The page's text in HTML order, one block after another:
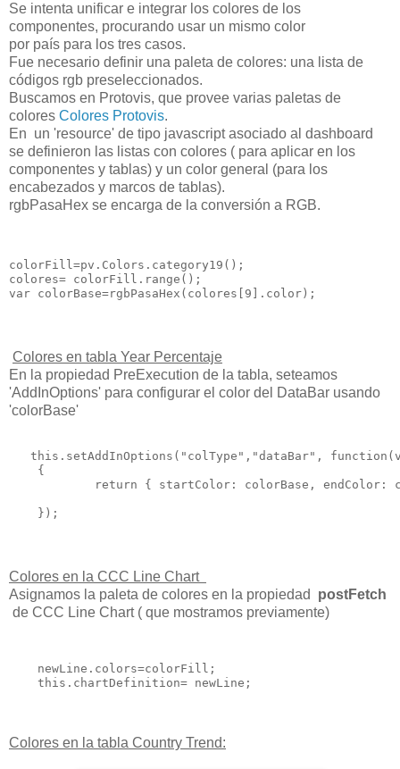
Se intenta unificar e integrar los colores de los
componentes, procurando usar un mismo color
por país para los tres casos.
Fue necesario definir una paleta de colores: una lista de
códigos rgb preseleccionados.
Buscamos en Protovis, que provee varias paletas de
colores Colores Protovis.
En un 'resource' de tipo javascript asociado al dashboard
se definieron las listas con colores ( para aplicar en los
componentes y tablas) y un color general (para los
encabezados y marcos de tablas).
rgbPasaHex se encarga de la conversión a RGB.
colorFill=pv.Colors.category19();
colores= colorFill.range();
Colores en tabla Year Percentaje
En la propiedad PreExecution de la tabla, seteamos
'AddInOptions' para configurar el color del DataBar usando
'colorBase'
this.setAddInOptions("colType","dataBar",
    {
return { startColor: colorBase, endColor:
Colores en la CCC Line Chart
Asignamos la paleta de colores en la propiedad postFetch
de CCC Line Chart ( que mostramos previamente)
    newLine.colors=colorFill;
    this.chartDefinition= newLine;
Colores en la tabla Country Trend: